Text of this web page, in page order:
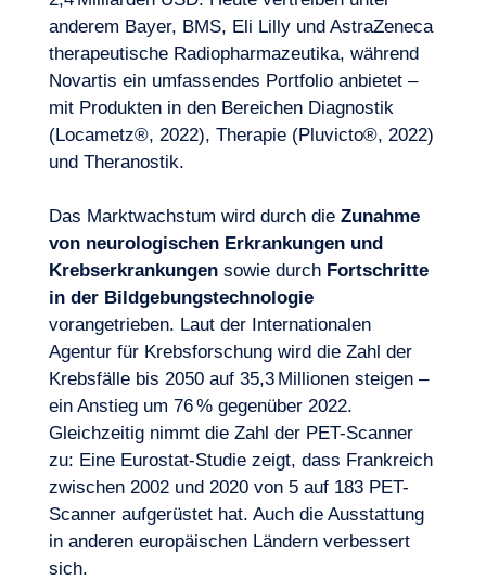
anderem Bayer, BMS, Eli Lilly und AstraZeneca
therapeutische Radiopharmazeutika, während
Novartis ein umfassendes Portfolio anbietet –
mit Produkten in den Bereichen Diagnostik
(Locametz®, 2022), Therapie (Pluvicto®, 2022)
und Theranostik.
Das Marktwachstum wird durch die Zunahme
von neurologischen Erkrankungen und
Krebserkrankungensowie durch Fortschritte
in der Bildgebungstechnologie
vorangetrieben. Laut der Internationalen
Agentur für Krebsforschung wird die Zahl der
Krebsfälle bis 2050 auf 35,3 Millionen steigen –
ein Anstieg um 76 % gegenüber 2022.
Gleichzeitig nimmt die Zahl der PET-Scanner
zu: Eine Eurostat-Studie zeigt, dass Frankreich
zwischen 2002 und 2020 von 5 auf 183 PET-
Scanner aufgerüstet hat. Auch die Ausstattung
in anderen europäischen Ländern verbessert
sich.